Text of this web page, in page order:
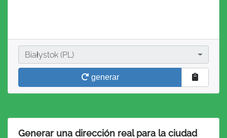
Ciudad
Białystok (PL)
generar
Generar una dirección real para la ciudad